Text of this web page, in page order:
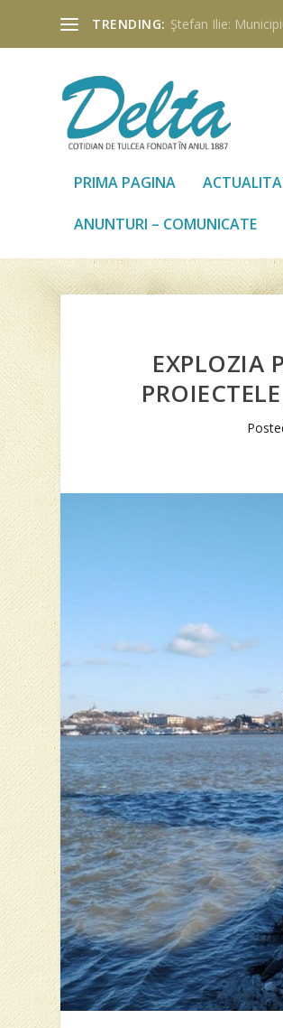
TRENDING: Ştefan Ilie:
PRIMA PAGINA
ANUNTURI – COMUNICATE
EXPLOZIA